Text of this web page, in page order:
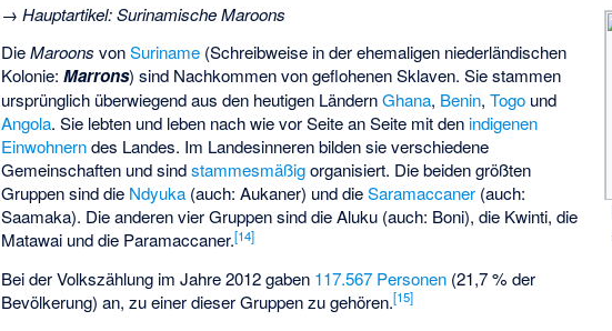
→Hauptartikel:Surinamische Maroons
DieMaroons vonSuriname (Schreibweise in der ehemaligen niederländischen
Kolonie:Marrons) sind Nachkommen von geflohenen Sklaven. Sie stammen
ursprünglich überwiegend aus den heutigen LändernGhana, Benin,Togo und
Angola. Sie lebten und leben nach wie vor Seite an Seite mit den indigenen
Einwohnerndes Landes. Im Landesinneren bilden sie verschiedene
Gemeinschaften und sindstammesmäßigorganisiert. Die beiden größten
Gruppen sind die Ndyuka (auch: Aukaner) und dieSaramaccaner (auch:
Saamaka). Die anderen vier Gruppen sind dieAluku (auch: Boni), die Kwinti, die
Matawai und die Paramaccaner.[14]
Bei der Volkszählung im Jahre 2012 gaben 117.567 Personen (21,7 % der
Bevölkerung) an, zu einer dieser Gruppen zu gehören.[15]